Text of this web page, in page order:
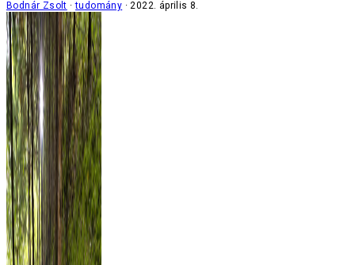
Bodnár Zsolt tudomány 2022. április 8.